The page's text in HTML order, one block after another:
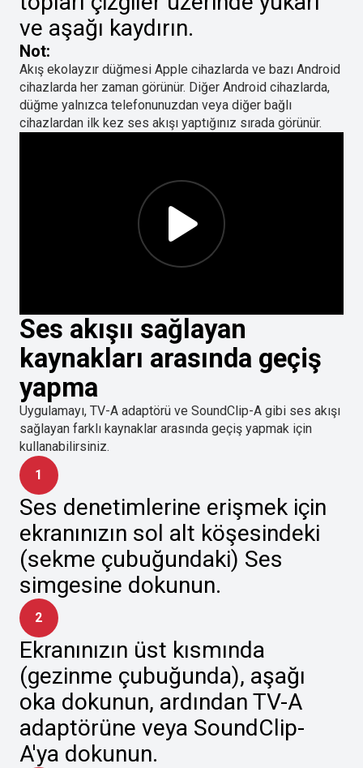
ve aşağı kaydırın.
Not:
Akış ekolayzır düğmesi Apple cihazlarda ve bazı Android
cihazlarda her zaman görünür. Diğer Android cihazlarda,
düğme yalnızca telefonunuzdan veya diğer bağlı
cihazlardan ilk kez ses akışı yaptığınız sırada görünür.
Ses akışıı sağlayan
kaynakları arasında geçiş
yapma
Uygulamayı, TV-A adaptörü ve SoundClip-A gibi ses akışı
sağlayan farklı kaynaklar arasında geçiş yapmak için
kullanabilirsiniz.
1
Ses denetimlerine erişmek için
ekranınızın sol alt köşesindeki
(sekme çubuğundaki) Ses
simgesine dokunun.
2
Ekranınızın üst kısmında
(gezinme çubuğunda), aşağı
oka dokunun, ardından TV-A
adaptörüne veya SoundClip-
A'ya dokunun.